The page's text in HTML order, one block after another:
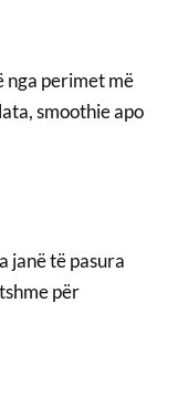
nga perimet më
smoothie apo
janë të pasura
për